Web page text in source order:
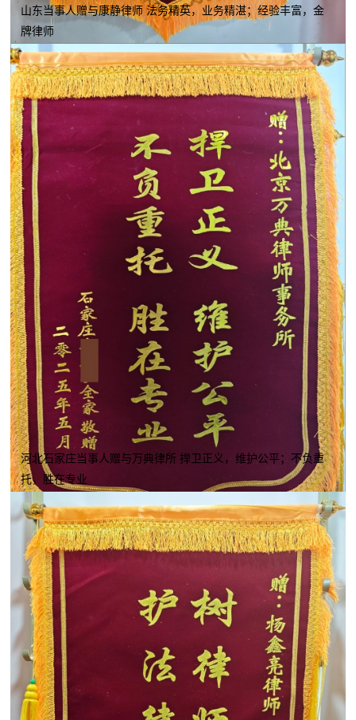
山东当事人赠与康静律师 法务精英，业务精湛；经验丰富，金
牌律师
河北石家庄当事人赠与万典律所 捍卫正义，维护公平；不负重
托，胜在专业